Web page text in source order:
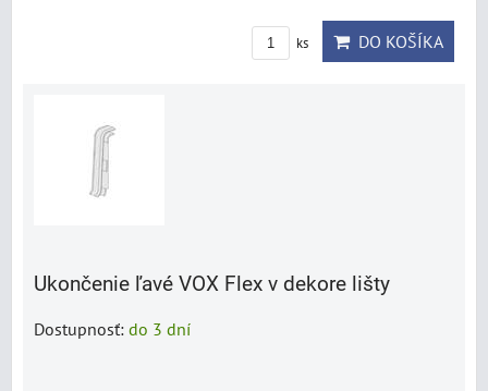
ks DO KOŠÍKA
Ukončenie ľavé VOX Flex v dekore lišty
Dostupnosť: do 3 dní